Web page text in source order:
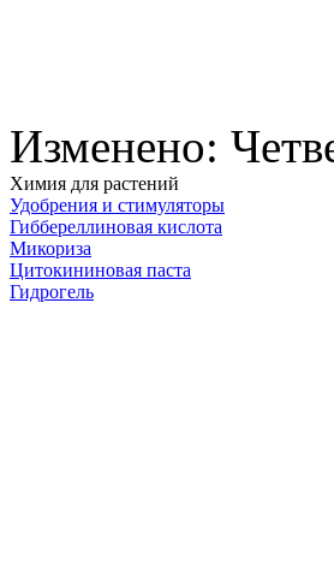
Изменено:
Химия для растений
Удобрения и стимуляторы
Гиббереллиновая кислота
Микориза
Цитокининовая паста
Гидрогель